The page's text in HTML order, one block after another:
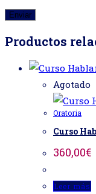
Productos
Agotado
Oratoria
Curso
360,00€
Leer más